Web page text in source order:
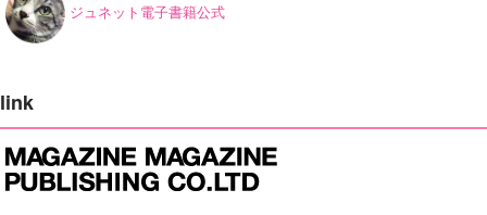
ジュネット電子書籍公式
link